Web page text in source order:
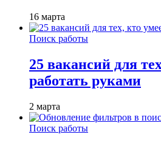
16 марта
Поиск работы
25 вакансий для
работать руками
2 марта
Поиск работы